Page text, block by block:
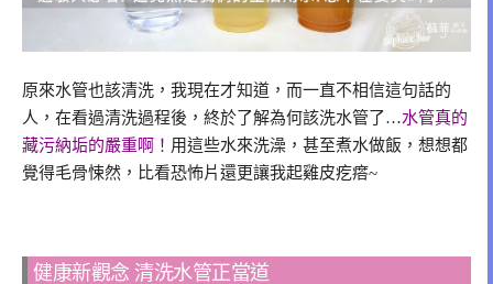
原來水管也該清洗，我現在才知道，而一直不相信這句話的
人，在看過清洗過程後，終於了解為何該洗水管了…水管真的
藏污納垢的嚴重啊！ 用這些水來洗澡，甚至煮水做飯，想想都
覺得毛骨悚然，比看恐怖片還更讓我起雞皮疙瘩~
健康新觀念 清洗水管正當道